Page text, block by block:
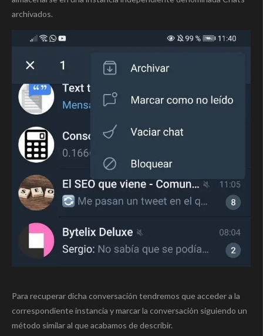
archivados.
Para recuperar dicha conversación tendremos que acceder a la
correspondiente instancia y marcar la conversación siguiendo un
método similar al que acabamos de describir.